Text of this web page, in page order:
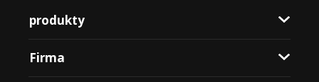
produkty
Firma